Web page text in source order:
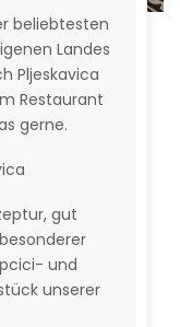
beliebtesten
Landes
Pljeskavica
Restaurant
gerne.
gut
und
unserer